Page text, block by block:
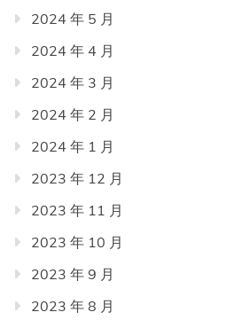
2024 年 5 月
2024 年 4 月
2024 年 3 月
2024 年 2 月
2024 年 1 月
2023 年 12 月
2023 年 11 月
2023 年 10 月
2023 年 9 月
2023 年 8 月